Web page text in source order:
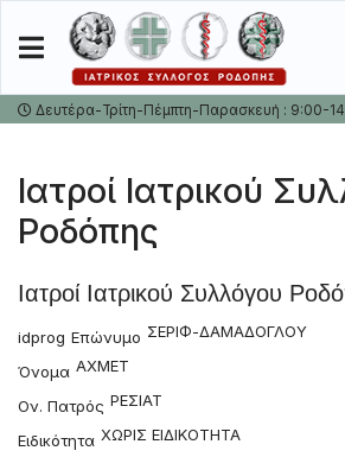
Δευτέρα-Τρίτη-Πέμπτη-Παρασκευή : 9:00-
Ιατροί Ιατρικού
Ροδόπης
Ιατροί Ιατρικού Συλλόγου
idprog Επώνυμο ΣΕΡΙΦ-ΔΑΜΑΔΟΓΛΟΥ
Όνομα ΑΧΜΕΤ
Ον. Πατρός ΡΕΣΙΑΤ
Ειδικότητα ΧΩΡΙΣ ΕΙΔΙΚΟΤΗΤΑ